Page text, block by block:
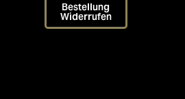
Bestellung
Widerrufen